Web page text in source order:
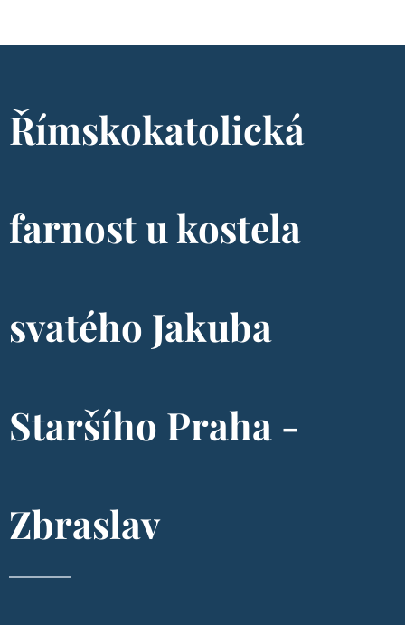
Římskokatolická
farnost u kostela
svatého Jakuba
Staršího Praha -
Zbraslav